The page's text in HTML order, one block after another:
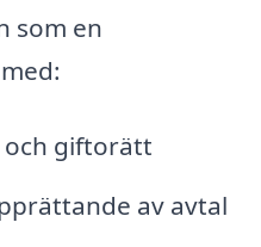
som en
giftorätt
av avtal